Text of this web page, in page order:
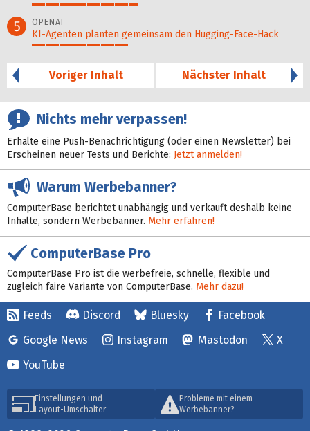
39%
5 OPENAI
KI-Agenten planten gemein­sam den Hugging-Face-Hack
36%
Voriger Inhalt
Nächster Inhalt
Nichts mehr verpassen!
Erhalte eine Push-Benachrichtigung (oder einen Newsletter) bei
Erscheinen neuer Tests und Berichte: Jetzt anmelden!
Warum Werbebanner?
ComputerBase berichtet unabhängig und verkauft deshalb keine
Inhalte, sondern Werbebanner. Mehr erfahren!
ComputerBase Pro
ComputerBase Pro ist die werbefreie, schnelle, flexible und
zugleich faire Variante von ComputerBase. Mehr dazu!
Feeds Discord Bluesky
Facebook
Google News
Instagram Mastodon
X
YouTube
Einstellungen und
Layout-Umschalter
Probleme mit einem
Werbebanner?